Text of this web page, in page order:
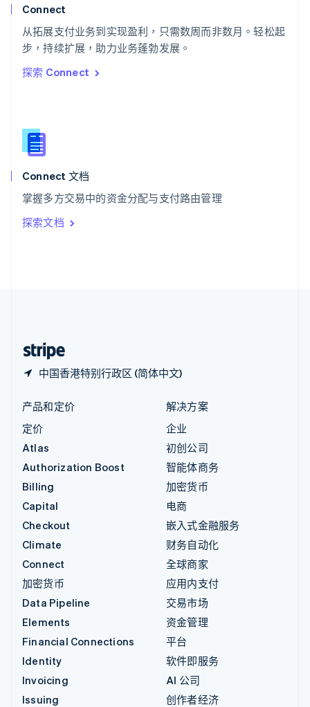
Connect
从拓展支付业务到实现盈利，只需数周而非数月。轻松起
步，持续扩展，助力业务蓬勃发展。
探索 Connect
Connect 文档
掌握多方交易中的资金分配与支付路由管理
探索文档
中国香港特别行政区 (简体中文)
泰国
ไทยEnglish
希腊
English
西班牙
新西兰
English
匈牙利
English
ItalianoEnglish
印度
English
产品和定价
定价
Atlas
Authorization Boost
Billing
Capital
Checkout
Climate
Connect
加密货币
Data Pipeline
Elements
Financial Connections
Identity
Invoicing
Issuing
解决方案
企业
初创公司
智能体商务
加密货币
电商
嵌入式金融服务
财务自动化
全球商家
应用内支付
交易市场
资金管理
平台
软件即服务
AI 公司
创作者经济